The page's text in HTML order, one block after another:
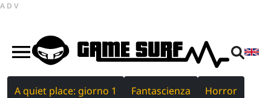
ADV
A quiet place: giorno 1 Fantascienza Horror